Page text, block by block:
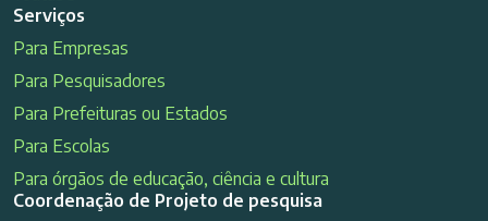
Serviços
Para Empresas
Para Pesquisadores
Para Prefeituras ou Estados
Para Escolas
Para órgãos de educação, ciência e cultura
Coordenação de Projeto de pesquisa